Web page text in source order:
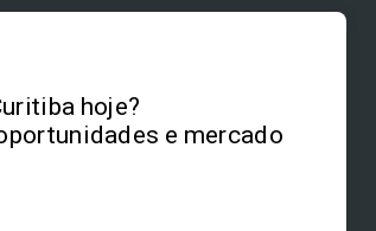
hoje?
e mercado